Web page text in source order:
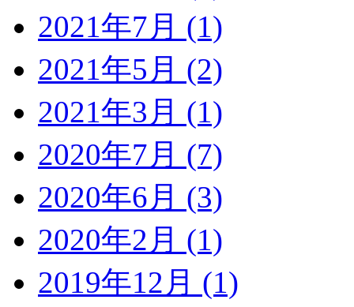
2021年7月 (1)
2021年5月 (2)
2021年3月 (1)
2020年7月 (7)
2020年6月 (3)
2020年2月 (1)
2019年12月 (1)